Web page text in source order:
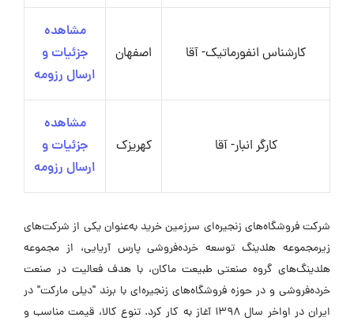
کارشناس انفورماتیک- آقا اصفهان
مشاهده
جزئیات و
ارسال رزومه
کارگر انبار- آقا کهریزک
مشاهده
جزئیات و
ارسال رزومه
شرکت فروشگاه‌های زنجیره‌ای سرزمین خرید به‌عنوان یکی از شرکت‌های
زیرمجموعه هلدینگ توسعه خرده‌فروشی پارس آریایی، از مجموعه
هلدینگ‌های گروه صنعتی طبیعت ماکان، با هدف فعالیت در صنعت
خرده‌فروشی و در حوزه فروشگاه‌های زنجیره‌ای با برند "دیلی مارکت" در
ایران در اواخر سال ۱۳۹۸ آغاز به کار کرد. تنوع کالا، قیمت مناسب و